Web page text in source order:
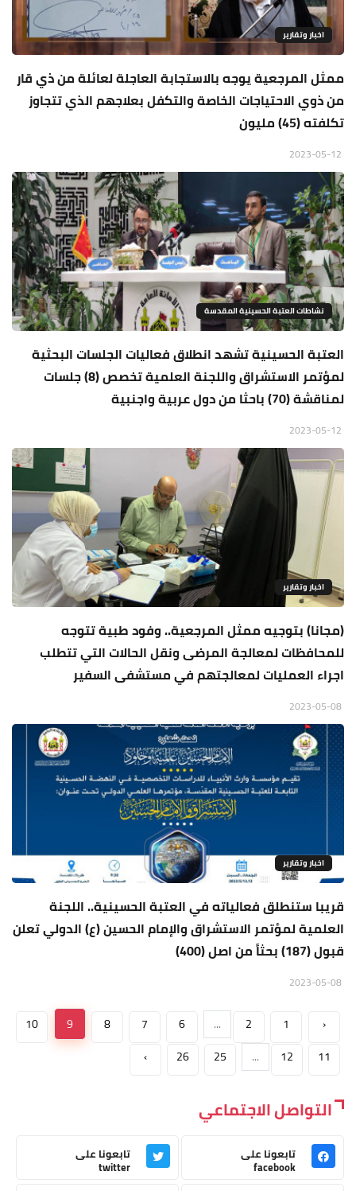
اخبار وتقارير
ممثل المرجعية يوجه بالاستجابة العاجلة لعائلة من ذي قار
من ذوي الاحتياجات الخاصة والتكفل بعلاجهم الذي تتجاوز
تكلفته (45) مليون
نشاطات العتبة الحسينية المقدسة
العتبة الحسينية تشهد انطلاق فعاليات الجلسات البحثية
لمؤتمر الاستشراق واللجنة العلمية تخصص (8) جلسات
لمناقشة (70) باحثا من دول عربية واجنبية
اخبار وتقارير
(مجانا) بتوجيه ممثل المرجعية.. وفود طبية تتوجه
للمحافظات لمعالجة المرضى ونقل الحالات التي تتطلب
اجراء العمليات لمعالجتهم في مستشفى السفير
اخبار وتقارير
قريبا ستنطلق فعالياته في العتبة الحسينية.. اللجنة
العلمية لمؤتمر الاستشراق والإمام الحسين (ع) الدولي تعلن
قبول (187) بحثاً من اصل (400)
‹
1
2
...
6
7
8
9
10
11
12
...
25
26
›
التواصل الاجتماعي
تابعونا على
facebook
تابعونا على
twitter